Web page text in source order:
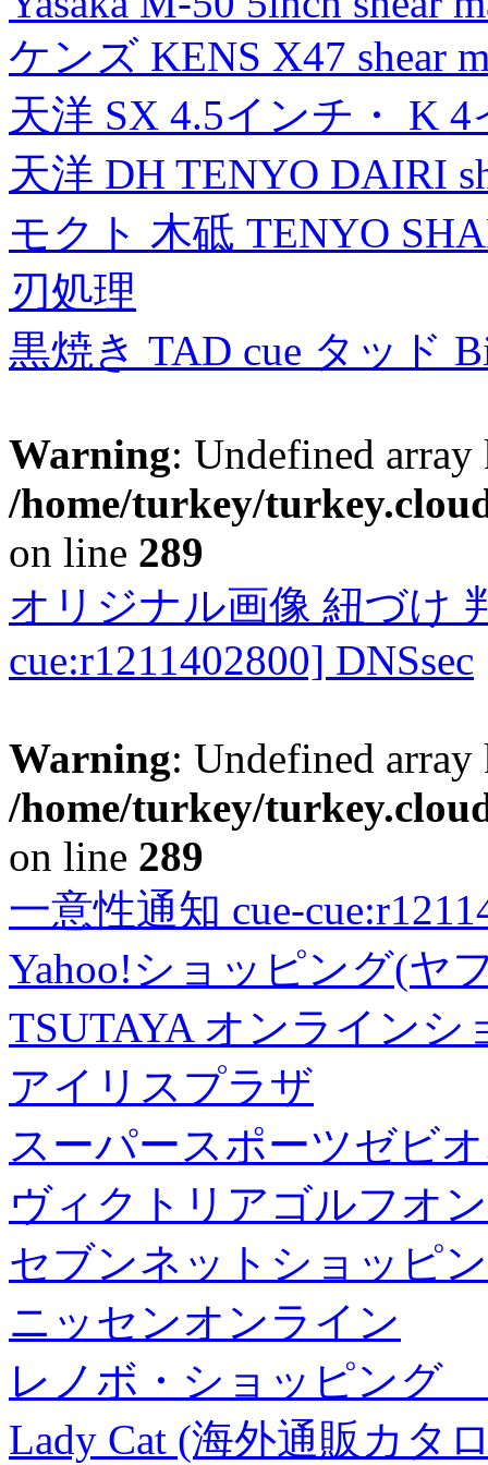
ケンズ KENS X47 shear
天洋 SX 4.5インチ・ K
天洋 DH TENYO DAIRI
モクト 木砥 TENYO
刃処理
黒焼き TAD cue タッド
Warning: Undefined
/home/turkey/
on line 289
オリジナル画像 紐づけ
cue:r1211402800] DNSsec
Warning: Undefined
/home/turkey/
on line 289
一意性通知 cue-
Yahoo!ショッピング(ヤ
TSUTAYA オンラインシ
アイリスプラザ
スーパースポーツゼビ
ヴィクトリアゴルフオ
セブンネットショッピ
ニッセンオンライン
レノボ・ショッピング
Lady Cat (海外通販カタ